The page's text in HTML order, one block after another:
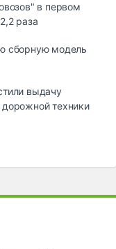
в первом
раза
сборную модель
выдачу
техники